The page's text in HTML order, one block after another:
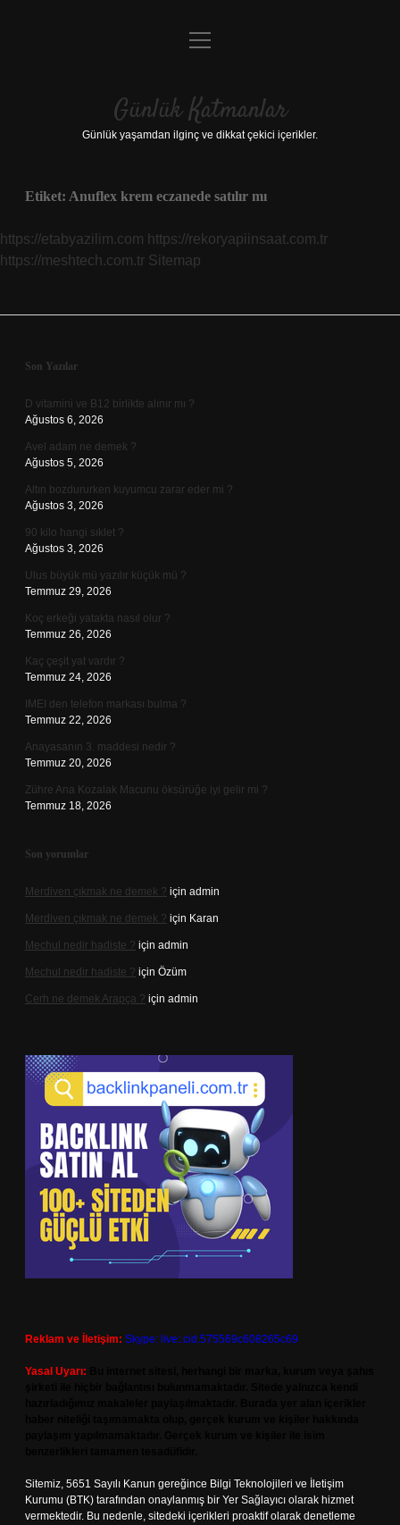
Anasayfa
Yasal Uyarı
menüyü
Günlük Katmanlar
Günlük yaşamdan ilginç ve dikkat çekici içerikler.
Etiket: Anuflex krem eczanede satılır mı
https://etabyazilim.com https://rekoryapiinsaat.com.tr
https://meshtech.com.tr Sitemap
Sidebar
Son Yazılar
D vitamini ve B12 birlikte alınır mı ?
Ağustos 6, 2026
Avel adam ne demek ?
Ağustos 5, 2026
Altın bozdururken kuyumcu zarar eder mi ?
Ağustos 3, 2026
90 kilo hangi sıklet ?
Ağustos 3, 2026
Ulus büyük mü yazılır küçük mü ?
Temmuz 29, 2026
Koç erkeği yatakta nasıl olur ?
Temmuz 26, 2026
Kaç çeşit yat vardır ?
Temmuz 24, 2026
IMEI den telefon markası bulma ?
Temmuz 22, 2026
Anayasanın 3. maddesi nedir ?
Temmuz 20, 2026
Zühre Ana Kozalak Macunu öksürüğe iyi gelir mi ?
Temmuz 18, 2026
Son yorumlar
Merdiven çıkmak ne demek ? için admin
Merdiven çıkmak ne demek ? için Karan
Mechul nedir hadiste ? için admin
Mechul nedir hadiste ? için Özüm
Cerh ne demek Arapça ? için admin
Reklam ve İletişim: Skype: live:.cid.575569c608265c69
Yasal Uyarı:
Sitemiz, 5651 Sayılı Kanun gereğince Bilgi Teknolojileri ve İletişim
Kurumu (BTK) tarafından onaylanmış bir Yer Sağlayıcı olarak hizmet
vermektedir. Bu nedenle, sitedeki içerikleri proaktif olarak denetleme